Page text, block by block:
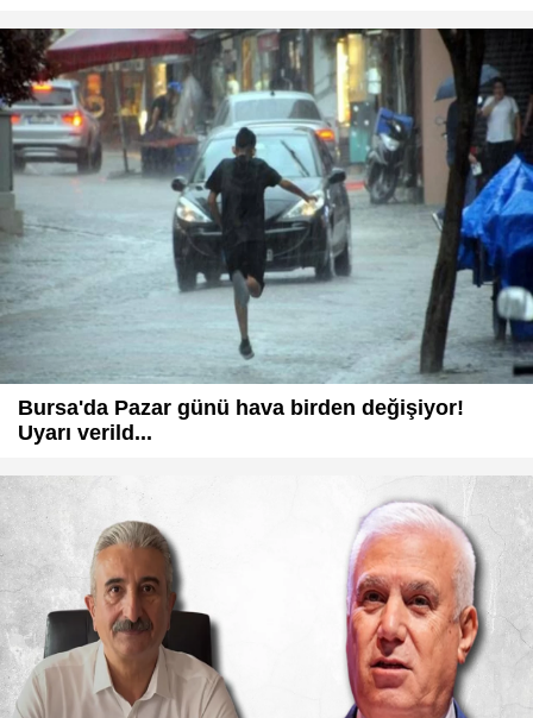
Bursa'da Pazar günü hava birden değişiyor!
Uyarı verild...